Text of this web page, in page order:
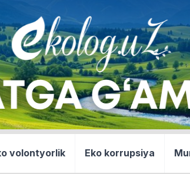
volontyorlik Eko korrupsiya